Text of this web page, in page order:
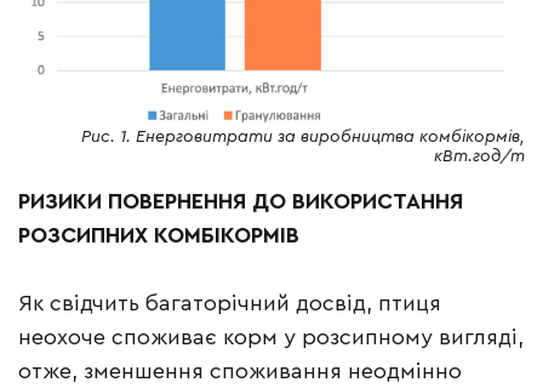
Рис. 1. Енерговитрати за виробництва комбікормів,
кВт.год/т
РИЗИКИ ПОВЕРНЕННЯ ДО ВИКОРИСТАННЯ
РОЗСИПНИХ КОМБІКОРМІВ
Як свідчить багаторічний досвід, птиця
неохоче споживає корм у розсипному вигляді,
отже, зменшення споживання неодмінно